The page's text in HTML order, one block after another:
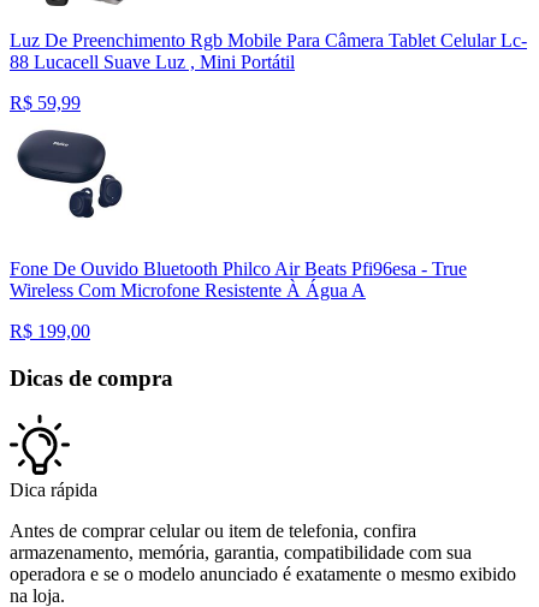
Luz De Preenchimento Rgb Mobile Para Câmera Tablet Celular Lc-
88 Lucacell Suave Luz , Mini Portátil
R$ 59,99
Fone De Ouvido Bluetooth Philco Air Beats Pfi96esa - True
Wireless Com Microfone Resistente À Água A
R$ 199,00
Dicas de compra
Dica rápida
Antes de comprar celular ou item de telefonia, confira
armazenamento, memória, garantia, compatibilidade com sua
operadora e se o modelo anunciado é exatamente o mesmo exibido
na loja.